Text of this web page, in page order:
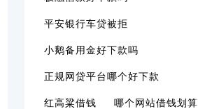
平安银行车贷被拒
小鹅备用金好下款吗
正规网贷平台哪个好下款
红高粱借钱 哪个网站借钱划算